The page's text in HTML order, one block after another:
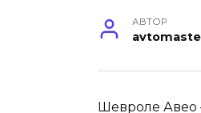
АВТОР
Шевроле Авео